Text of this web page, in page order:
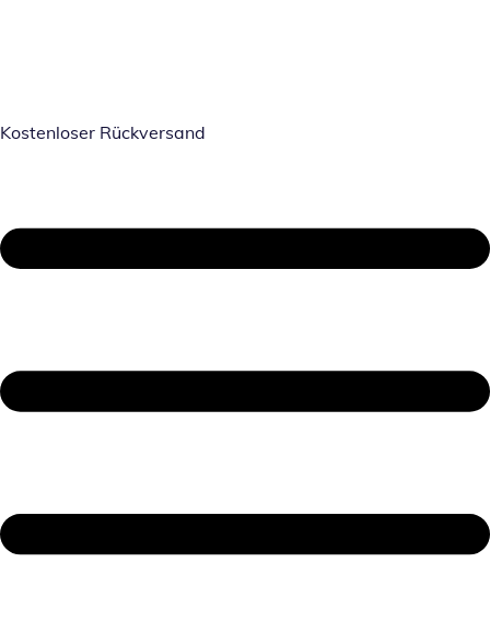
Kostenloser Rückversand